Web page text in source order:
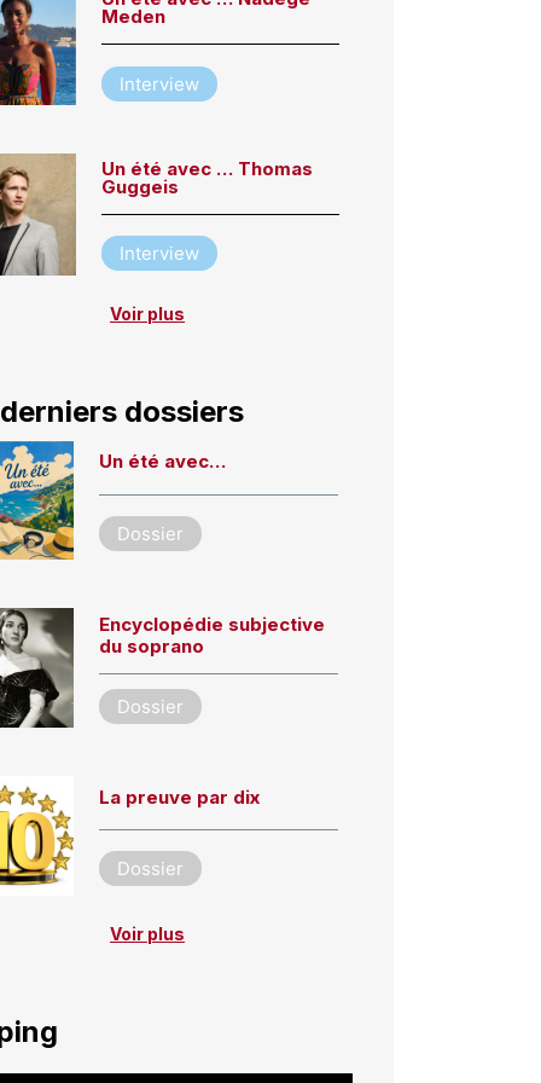
Meden
Interview
Un été avec … Thomas
Guggeis
Interview
Voir plus
dossiers
Un été avec…
Dossier
Encyclopédie subjective
du soprano
Dossier
La preuve par dix
Dossier
Voir plus